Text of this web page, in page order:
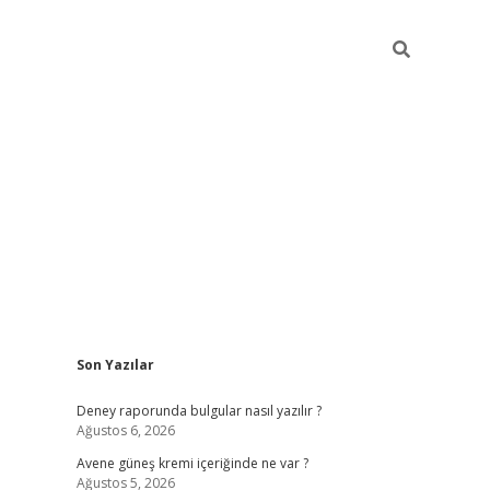
Sidebar
Son Yazılar
Deney raporunda bulgular nasıl yazılır ?
Ağustos 6, 2026
Avene güneş kremi içeriğinde ne var ?
Ağustos 5, 2026